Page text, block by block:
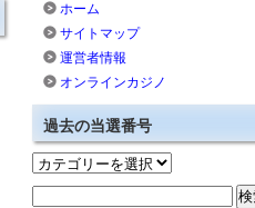
ホーム
サイトマップ
運営者情報
オンラインカジノ
過去の当選番号